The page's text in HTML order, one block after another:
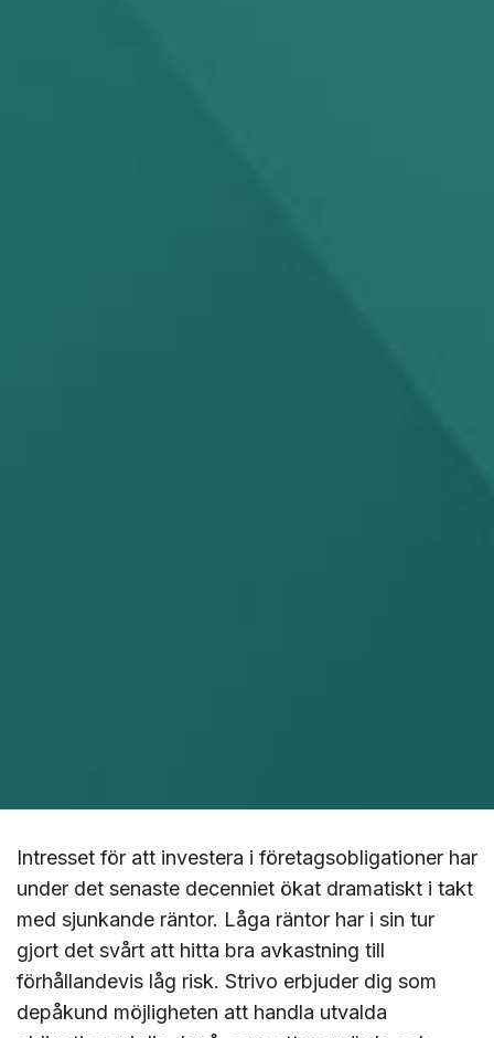
Intresset för att investera i företagsobligationer har
under det senaste decenniet ökat dramatiskt i takt
med sjunkande räntor. Låga räntor har i sin tur
gjort det svårt att hitta bra avkastning till
förhållandevis låg risk. Strivo erbjuder dig som
depåkund möjligheten att handla utvalda